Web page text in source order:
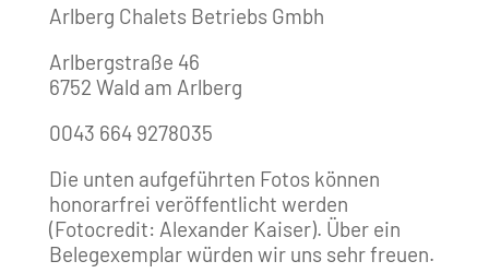
Arlberg Chalets Betriebs Gmbh
Arlbergstraße 46
6752 Wald am Arlberg
0043 664 9278035
Die unten aufgeführten Fotos können
honorarfrei veröffentlicht werden
(Fotocredit: Alexander Kaiser). Über ein
Belegexemplar würden wir uns sehr freuen.